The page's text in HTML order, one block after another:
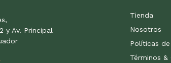
y Av. Principal
Tienda
Nosotros
Políticas
Términos &